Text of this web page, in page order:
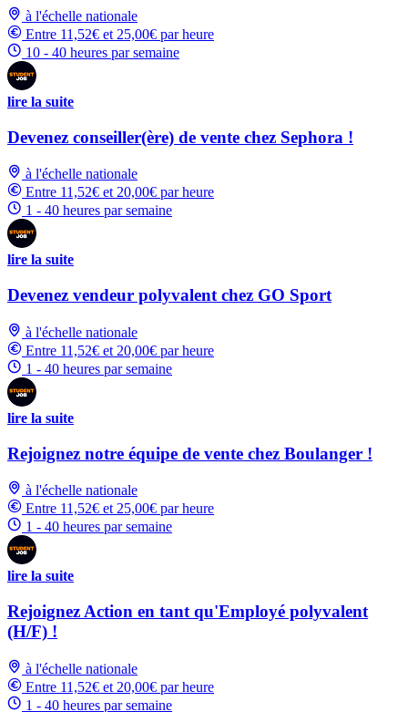
à l'échelle nationale
Entre 11,52€ et 25,00€ par heure
10 - 40 heures par semaine
lire la suite
Devenez conseiller(ère) de vente chez Sephora !
à l'échelle nationale
Entre 11,52€ et 20,00€ par heure
1 - 40 heures par semaine
lire la suite
Devenez vendeur polyvalent chez GO Sport
à l'échelle nationale
Entre 11,52€ et 20,00€ par heure
1 - 40 heures par semaine
lire la suite
Rejoignez notre équipe de vente chez Boulanger !
à l'échelle nationale
Entre 11,52€ et 25,00€ par heure
1 - 40 heures par semaine
lire la suite
Rejoignez Action en tant qu'Employé polyvalent
(H/F) !
à l'échelle nationale
Entre 11,52€ et 20,00€ par heure
1 - 40 heures par semaine